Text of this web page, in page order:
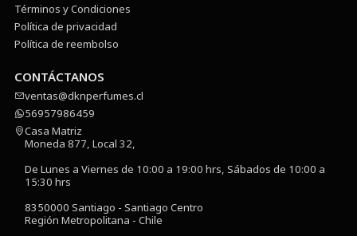
Términos y Condiciones
Política de privacidad
Política de reembolso
CONTÁCTANOS
ventas@dknperfumes.cl
56957986459
Casa Matriz
Moneda 877, Local 32,
De Lunes a Viernes de 10:00 a 19:00 hrs, Sábados de 10:00 a
15:30 hrs
8350000 Santiago - Santiago Centro
Región Metropolitana - Chile